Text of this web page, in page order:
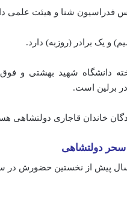
فدراسیون شنا و هیئت
و یک برادر (روزبه) دارد.
دانشگاه شهید بهشتی و
برلین است.
خاندان قاجاری دولتشاهی
سحر دولتشاهی